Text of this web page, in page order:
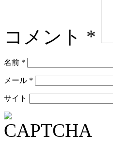
コメント *
名前 *
メール *
サイト